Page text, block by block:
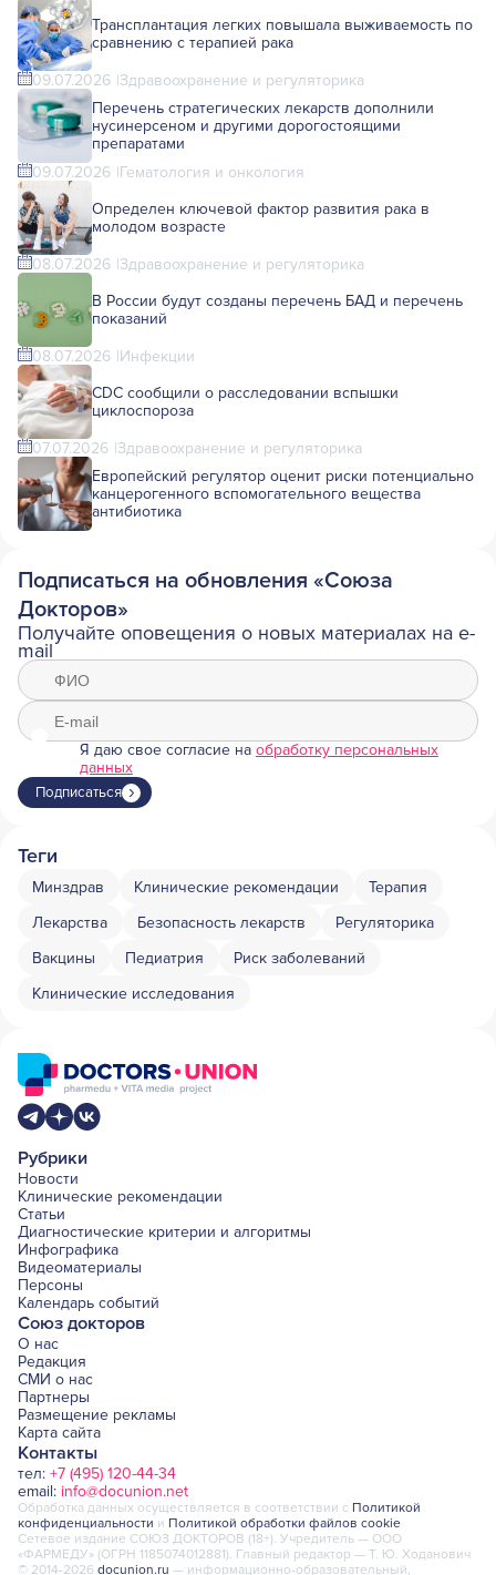
Трансплантация легких повышала выживаемость по
сравнению с терапией рака
09.07.2026 Здравоохранение и регуляторика
Перечень стратегических лекарств дополнили
нусинерсеном и другими дорогостоящими
препаратами
09.07.2026 Гематология и онкология
Определен ключевой фактор развития рака в
молодом возрасте
08.07.2026 Здравоохранение и регуляторика
В России будут созданы перечень БАД и перечень
показаний
08.07.2026 Инфекции
CDC сообщили о расследовании вспышки
циклоспороза
07.07.2026 Здравоохранение и регуляторика
Европейский регулятор оценит риски потенциально
канцерогенного вспомогательного вещества
антибиотика
Подписаться на обновления «Союза
Докторов»
Получайте оповещения о новых материалах на e-
mail
Я даю свое согласие на обработку персональных
данных
Подписаться
Теги
Минздрав Клинические рекомендации
Терапия
Лекарства
Безопасность лекарств
Регуляторика
Вакцины
Педиатрия
Риск заболеваний
Клинические исследования
Рубрики
Новости
Клинические рекомендации
Статьи
Диагностические критерии и алгоритмы
Инфографика
Видеоматериалы
Персоны
Календарь событий
Союз докторов
О нас
Редакция
СМИ о нас
Партнеры
Размещение рекламы
Карта сайта
Контакты
тел: +7 (495) 120-44-34
email: info@docunion.net
Обработка данных осуществляется в соответствии с Политикой
конфиденциальности и Политикой обработки файлов cookie
Сетевое издание СОЮЗ ДОКТОРОВ (18+). Учредитель — ООО
«ФАРМЕДУ» (ОГРН 1185074012881). Главный редактор — Т. Ю. Ходанович
© 2014-2026 docunion.ru — информационно-образовательный,